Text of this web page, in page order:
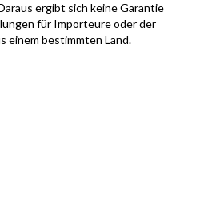
ergibt sich keine Garantie
für Importeure oder der
einem bestimmten Land.